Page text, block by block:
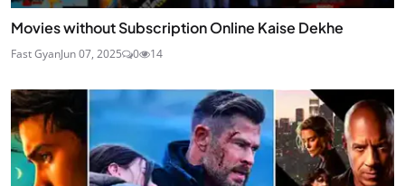
Movies without Subscription Online Kaise Dekhe
Fast GyanJun 07, 2025 0 14